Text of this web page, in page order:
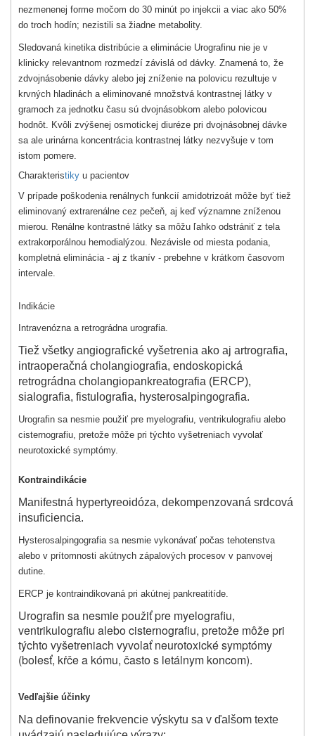
nezmenenej forme močom do 30 minút po injekcii a viac ako 50%
do troch hodín; nezistili sa žiadne metabolity.
Sledovaná kinetika distribúcie a eliminácie Urografinu nie je v
klinicky relevantnom rozmedzí závislá od dávky. Znamená to, že
zdvojnásobenie dávky alebo jej zníženie na polovicu rezultuje v
krvných hladinách a eliminované množstvá kontrastnej látky v
gramoch za jednotku času sú dvojnásobkom alebo polovicou
hodnôt. Kvôli zvýšenej osmotickej diuréze pri dvojnásobnej dávke
sa ale urinárna koncentrácia kontrastnej látky nezvyšuje v tom
istom pomere.
Charakteristiky u pacientov
V prípade poškodenia renálnych funkcií amidotrizoát môže byť tiež
eliminovaný extrarenálne cez pečeň, aj keď významne zníženou
mierou. Renálne kontrastné látky sa môžu ľahko odstrániť z tela
extrakorporálnou hemodialýzou. Nezávisle od miesta podania,
kompletná eliminácia - aj z tkanív - prebehne v krátkom časovom
intervale.
Indikácie
Intravenózna a retrográdna urografia.
Tiež všetky angiografické vyšetrenia ako aj artrografia,
intraoperačná cholangiografia, endoskopická
retrográdna cholangiopankreatografia (ERCP),
sialografia, fistulografia, hysterosalpingografia.
Urografin sa nesmie použiť pre myelografiu, ventrikulografiu alebo
cisternografiu, pretože môže pri týchto vyšetreniach vyvolať
neurotoxické symptómy.
Kontraindikácie
Manifestná hypertyreoidóza, dekompenzovaná srdcová
insuficiencia.
Hysterosalpingografia sa nesmie vykonávať počas tehotenstva
alebo v prítomnosti akútnych zápalových procesov v panvovej
dutine.
ERCP je kontraindikovaná pri akútnej pankreatitíde.
Urografin sa nesmie použiť pre myelografiu,
ventrikulografiu alebo cisternografiu, pretože môže pri
týchto vyšetreniach vyvolať neurotoxické symptómy
(bolesť, kŕče a kómu, často s letálnym koncom).
Vedľajšie účinky
Na definovanie frekvencie výskytu sa v ďalšom texte